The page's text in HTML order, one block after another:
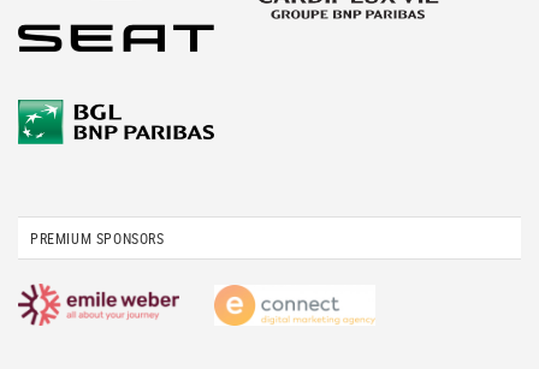
PREMIUM SPONSORS